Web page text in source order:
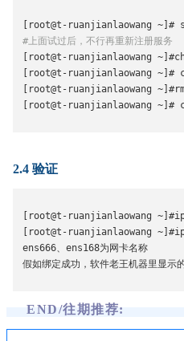
root@t - ruanjianlaowang ~]#
#上面试过后，不行再重新注册服务
root@t - ruanjianlaowang ~]#
root@t - ruanjianlaowang ~]#
root@t - ruanjianlaowang ~]#
root@t - ruanjianlaowang ~]#
2.4 验证
root@t - ruanjianlaowang ~]#
root@t - ruanjianlaowang ~]#
ens666、 ens168为网卡名称
假如绑定成功，软件老王机器里显示
END/往期推荐: